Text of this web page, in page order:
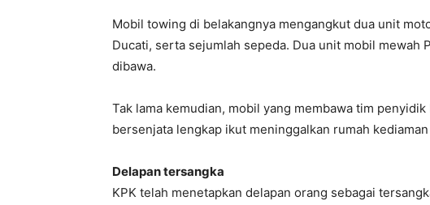
Mobil towing di belakangnya mengangkut dua unit
Ducati, serta sejumlah sepeda. Dua unit mobil mewah
dibawa.
Tak lama kemudian, mobil yang membawa tim
bersenjata lengkap ikut meninggalkan rumah kediaman
Delapan tersangka
KPK telah menetapkan delapan orang sebagai